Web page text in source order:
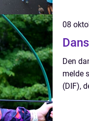
08
Den
melde
(DIF),